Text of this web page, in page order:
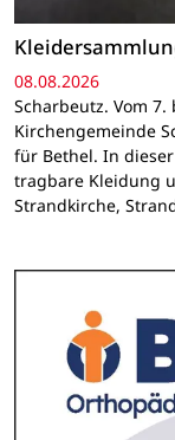
08.08.2026
Scharbeutz. Vom
Kirchengemeinde
für Bethel. In
tragbare Kleidung
Strandkirche,